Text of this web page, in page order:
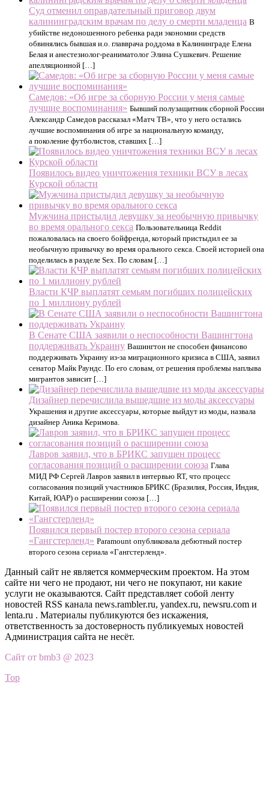
Суд отменил оправдательный приговор двум
калининградским врачам по делу о смерти младенца В
убийстве недоношенного ребенка ради экономии средств
обвинялись бывшая и.о. главврача роддома в Калининграде Елена
Белая и анестезиолог-реаниматолог Элина Сушкевич. Решение
апелляционной […]
Самедов: «Об игре за сборную России у меня самые
лучшие воспоминания» Бывший полузащитник сборной России
Александр Самедов рассказал «Матч ТВ», что у него остались
лучшие воспоминания об игре за национальную команду,
а поколение футболистов, ставших […]
Появилось видео уничтожения техники ВСУ в лесах
Курской области
Мужчина пристыдил девушку за необычную привычку
во время орального секса Пользовательница Reddit
пожаловалась на своего бойфренда, который пристыдил ее за
необычную привычку во время орального секса. Своей историей она
поделилась в разделе Sex. По словам […]
Власти КЧР выплатят семьям погибших полицейских
по 1 миллиону рублей
В Сенате США заявили о неспособности Вашингтона
поддерживать Украину Вашингтон не способен финансово
поддерживать Украину из-за миграционного кризиса в США, заявил
сенатор Майк Раундс. По его словам, от решения проблемы наплыва
мигрантов зависит […]
Дизайнер перечислила вышедшие из моды аксессуары
Украшения и другие аксессуары, которые выйдут из моды, назвала
дизайнер Аника Керимова.
Лавров заявил, что в БРИКС запущен процесс
согласования позиций о расширении союза Глава
МИД РФ Сергей Лавров заявил в интервью RT, что процесс
согласования позиций участников БРИКС (Бразилия, Россия, Индия,
Китай, ЮАР) о расширении союза […]
Появился первый постер второго сезона сериала
«Гангстерленд» Paramount опубликовала дебютный постер
второго сезона сериала «Гангстерленд».
Данный сайт не является коммерческим проектом. На этом
сайте ни чего не продают, ни чего не покупают, ни какие
услуги не оказываются. Сайт представляет собой ленту
новостей RSS канала news.rambler.ru, yandex.ru, newsru.com и
lenta.ru . Материалы публикуются без искажения,
ответственность за достоверность публикуемых новостей
Администрация сайта не несёт.
Сайт от bmb3 @ 2023
Top